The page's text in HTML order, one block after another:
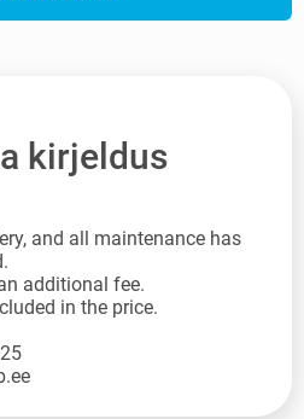
kirjeldus
and all maintenance has
additional fee.
in the price.